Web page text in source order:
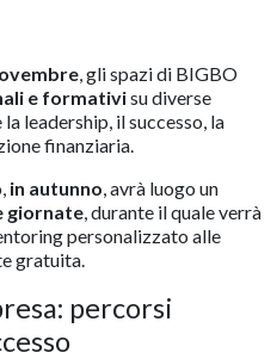
, gli spazi di BIGBO
e formativisu diverse
leadership, il successo, la
finanziaria.
in autunno , avrà luogo un
giornate , durante il quale verrà
personalizzato alle
gratuita.
percorsi